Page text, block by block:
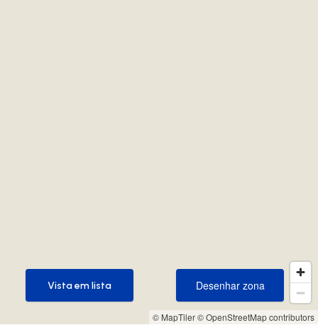
© MapTiler© OpenStreetMap contributors
Desenhar zona
Desenhar zona
Vista em lista
Vista em lista